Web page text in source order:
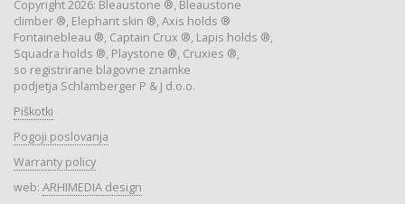
Copyright 2026: Bleaustone ®, Bleaustone
climber ®, Elephant skin ®, Axis holds ®
Fontainebleau ®, Captain Crux ®, Lapis holds ®,
Squadra holds ®, Playstone ®, Cruxies ®,
so registrirane blagovne znamke
podjetja Schlamberger P & J d.o.o.
Piškotki
Pogoji poslovanja
Warranty policy
web: ARHIMEDIA design